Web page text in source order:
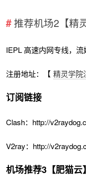
推荐机场2【精
IEPL 高速内网专线，
注册地址：【 精灵学院
订阅链接
Clash：http://
V2ray：http://
机场推荐3【肥猫云】